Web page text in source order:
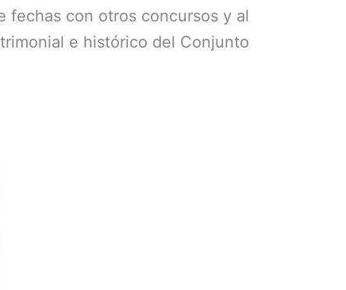
fechas con otros concursos y al
e histórico del Conjunto